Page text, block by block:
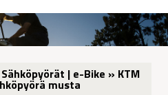
Sähköpyörät | e-Bike » KTM
musta